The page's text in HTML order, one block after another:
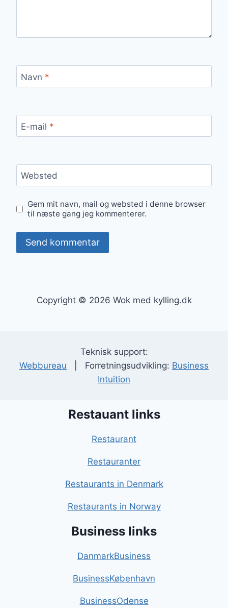
Navn *
E-mail *
Websted
Gem mit navn, mail og websted i denne browser
til næste gang jeg kommenterer.
Copyright © 2026 Wok med kylling.dk
Teknisk support:
Webbureau | Forretningsudvikling: Business
Intuition
Restauant links
Restaurant
Restauranter
Restaurants in Denmark
Restaurants in Norway
Business links
DanmarkBusiness
BusinessKøbenhavn
BusinessOdense